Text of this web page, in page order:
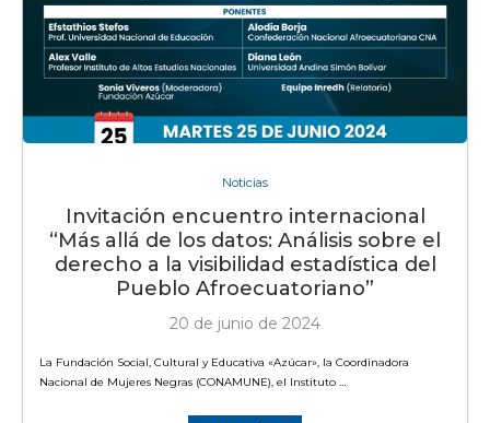
Noticias
Invitación encuentro internacional
“Más allá de los datos: Análisis sobre el
derecho a la visibilidad estadística del
Pueblo Afroecuatoriano”
20 de junio de 2024
La Fundación Social, Cultural y Educativa «Azúcar», la Coordinadora
Nacional de Mujeres Negras (CONAMUNE), el Instituto …